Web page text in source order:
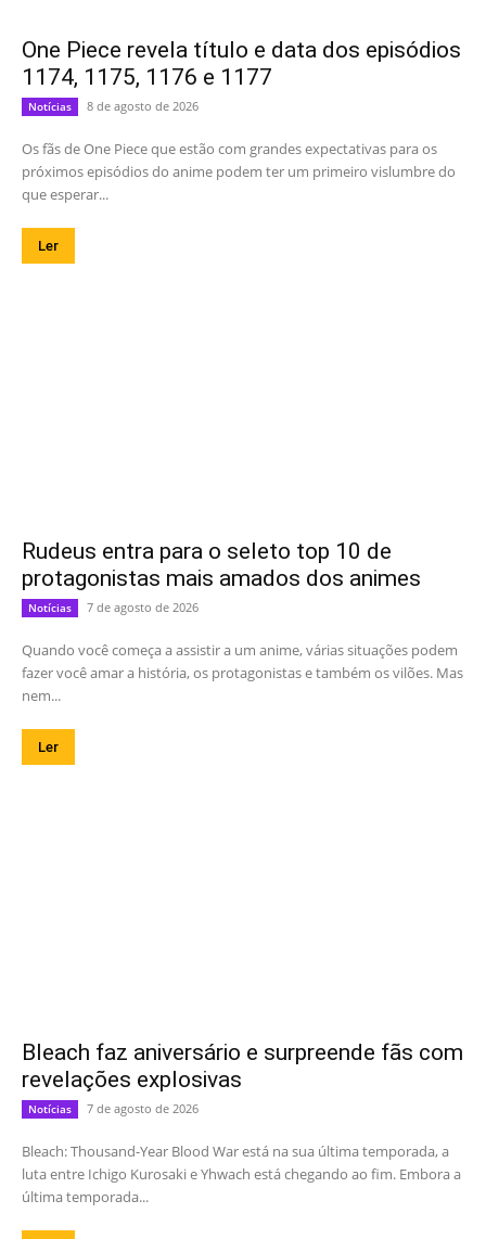
One Piece revela título e data dos episódios
1174, 1175, 1176 e 1177
Notícias 8 de agosto de 2026
Os fãs de One Piece que estão com grandes expectativas para os
próximos episódios do anime podem ter um primeiro vislumbre do
que esperar...
Ler
Rudeus entra para o seleto top 10 de
protagonistas mais amados dos animes
Notícias 7 de agosto de 2026
Quando você começa a assistir a um anime, várias situações podem
fazer você amar a história, os protagonistas e também os vilões. Mas
nem...
Ler
Bleach faz aniversário e surpreende fãs com
revelações explosivas
Notícias 7 de agosto de 2026
Bleach: Thousand-Year Blood War está na sua última temporada, a
luta entre Ichigo Kurosaki e Yhwach está chegando ao fim. Embora a
última temporada...